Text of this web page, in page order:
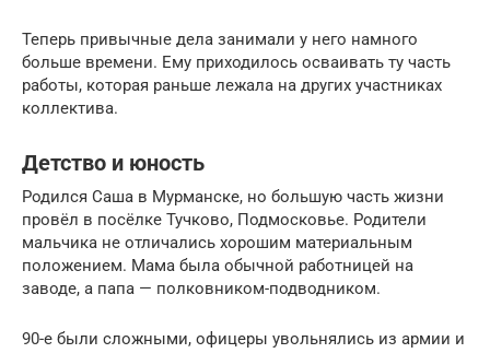
Теперь привычные дела занимали у него намного
больше времени. Ему приходилось осваивать ту часть
работы, которая раньше лежала на других участниках
коллектива.
Детство и юность
Родился Саша в Мурманске, но большую часть жизни
провёл в посёлке Тучково, Подмосковье. Родители
мальчика не отличались хорошим материальным
положением. Мама была обычной работницей на
заводе, а папа — полковником-подводником.
90-е были сложными, офицеры увольнялись из армии и